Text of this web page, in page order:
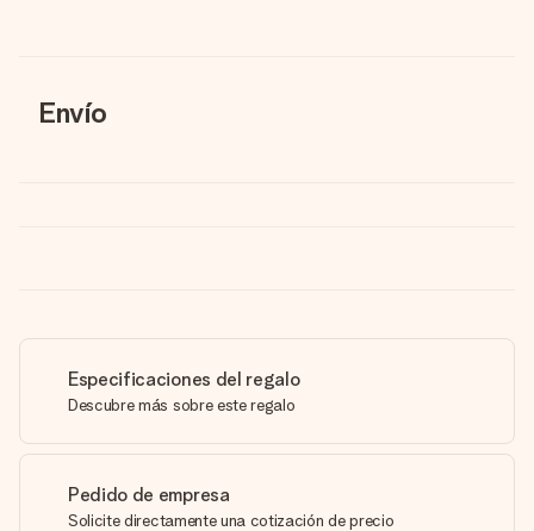
Envío
Especificaciones del regalo
Descubre más sobre este regalo
Pedido de empresa
Solicite directamente una cotización de precio